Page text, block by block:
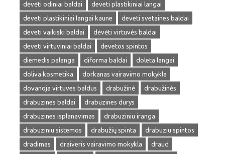
dėvėti odiniai baldai
deveti plastikiniai langai
deveti plastikiniai langai kaune
deveti svetaines baldai
deveti vaikiski baldai
dėvėti virtuvės baldai
deveti virtuviniai baldai
devetos spintos
diemedis palanga
diforma baldai
doleta langai
doliva kosmetika
dorkanas vairavimo mokykla
dovanoja virtuves baldus
drabužinė
drabužinės
drabuzines baldai
drabuzines durys
drabuzines isplanavimas
drabuziniu iranga
drabuziniu sistemos
drabužių spinta
drabuziu spintos
dradimas
draiveris vairavimo mokykla
draud